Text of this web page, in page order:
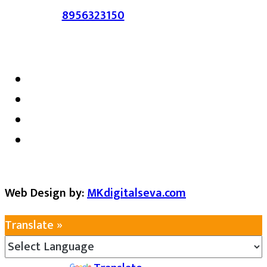
संपर्क :-8956323150/ ईमेल :-
Web Design by:MKdigitalseva.com
Translate »